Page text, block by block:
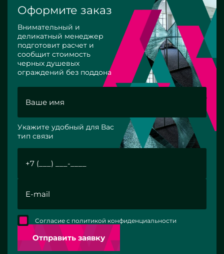
Оформите заказ
Внимательный и
деликатный менеджер
подготовит расчет и
сообщит стоимость
черных душевых
ограждений без поддона
Укажите удобный для Вас
тип связи
Отправить заявку
Согласие с политикой конфиденциальности